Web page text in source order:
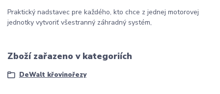
Praktický nadstavec pre každého, kto chce z jednej motorovej
jednotky vytvoriť všestranný záhradný systém,
Zboží zařazeno v kategoriích
DeWalt křovinořezy